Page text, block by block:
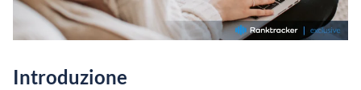
Introduzione